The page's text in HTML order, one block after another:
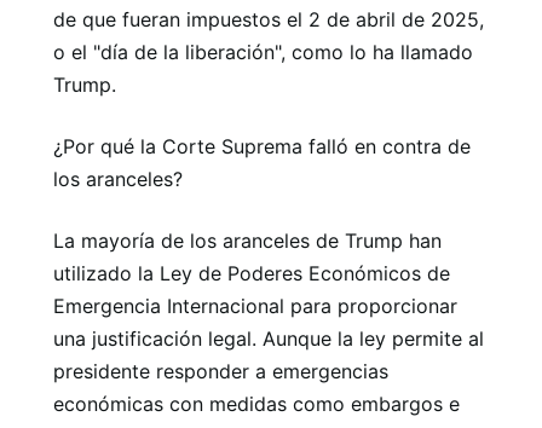
de que fueran impuestos el 2 de abril de 2025,
o el "día de la liberación", como lo ha llamado
Trump.
¿Por qué la Corte Suprema falló en contra de
los aranceles?
La mayoría de los aranceles de Trump han
utilizado la Ley de Poderes Económicos de
Emergencia Internacional para proporcionar
una justificación legal. Aunque la ley permite al
presidente responder a emergencias
económicas con medidas como embargos e